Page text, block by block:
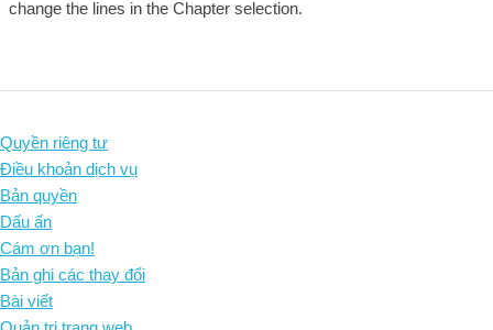
change the lines in the Chapter selection.
Quyền riêng tư
Điều khoản dịch vụ
Bản quyền
Dấu ấn
Cám ơn bạn!
Bản ghi các thay đổi
Bài viết